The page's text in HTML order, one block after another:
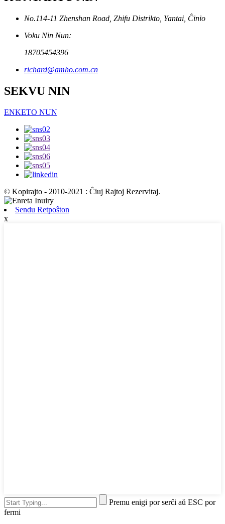
No.114-11 Zhenshan Road, Zhifu Distrikto, Yantai, Ĉinio
Voku Nin Nun:
18705454396
richard@amho.com.cn
SEKVU NIN
ENKETO NUN
© Kopirajto - 2010-2021 : Ĉiuj Rajtoj Rezervitaj.
Sendu Retpoŝton
x
Premu enigi por serĉi aŭ ESC por
fermi